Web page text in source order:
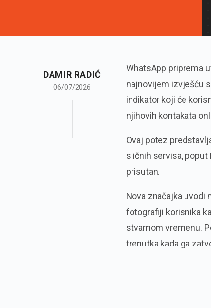
DAMIR RADIĆ
06/07/2026
WhatsApp priprema
najnovijem izvješću
indikator koji će
njihovih kontakata
Ovaj potez
sličnih servisa, poput
prisutan.
Nova značajka uvodi
fotografiji korisnika
stvarnom vremenu.
trenutka kada ga